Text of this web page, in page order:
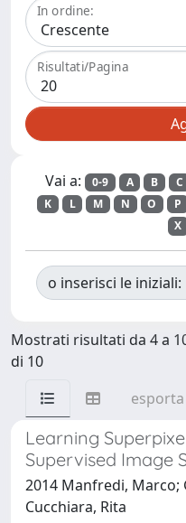
In ordine:
Risultati/Pagina
Vai a: 0-9 A B C
K
L M N O P
X
o inserisci le iniziali:
Mostrati risultati da 4 a
di 10
Learning
Supervised Image
2014 Manfredi, Marco;
Cucchiara, Rita